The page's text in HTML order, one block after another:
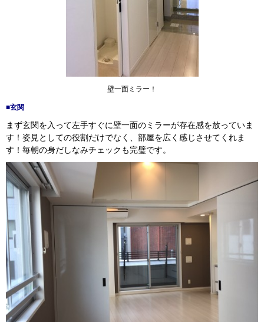
壁一面ミラー！
■玄関
まず玄関を入って左手すぐに壁一面のミラーが存在感を放っていま
す！姿見としての役割だけでなく、部屋を広く感じさせてくれま
す！毎朝の身だしなみチェックも完璧です。